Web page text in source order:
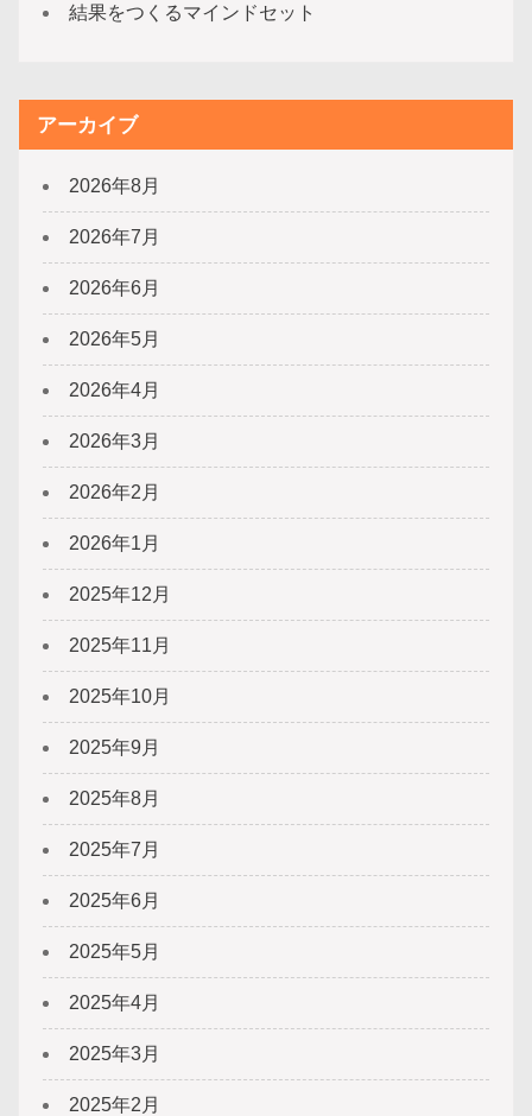
結果をつくるマインドセット
アーカイブ
2026年8月
2026年7月
2026年6月
2026年5月
2026年4月
2026年3月
2026年2月
2026年1月
2025年12月
2025年11月
2025年10月
2025年9月
2025年8月
2025年7月
2025年6月
2025年5月
2025年4月
2025年3月
2025年2月